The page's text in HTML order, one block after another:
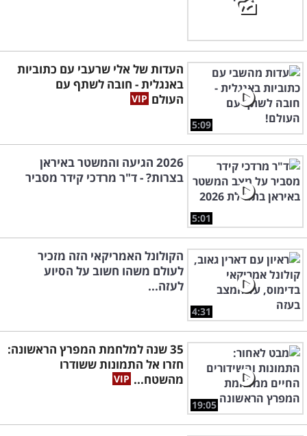
5:09
העדות של אלי שרעבי עם כתוביות
באנגלית - חובה לשתף עם
העולם
5:01
2026 הגיעה והמשטר באיראן
בצרות? - ד"ר מרדכי קידר מסביר
4:31
הקולונל האמריקאי הזה מזכיר
לעולם משהו חשוב על הסיוע
לעזה...
19:05
35 שנה למלחמת המפרץ הראשונה:
חזרו אל התמונות ששודרו
מהשטח...